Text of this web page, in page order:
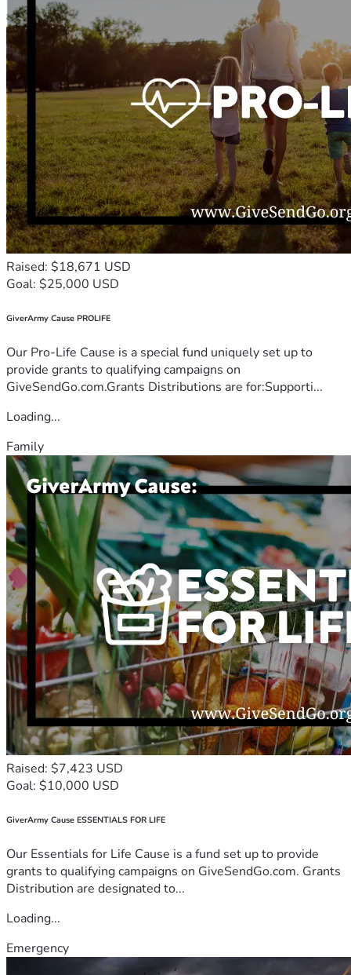
Raised: $18,671 USD
Goal: $25,000 USD
GiverArmy Cause PROLIFE
Our Pro-Life Cause is a special fund uniquely set up to
provide grants to qualifying campaigns on
GiveSendGo.com.Grants Distributions are for:Supporti...
Loading...
Family
Raised: $7,423 USD
Goal: $10,000 USD
GiverArmy Cause ESSENTIALS FOR LIFE
Our Essentials for Life Cause is a fund set up to provide
grants to qualifying campaigns on GiveSendGo.com. Grants
Distribution are designated to...
Loading...
Emergency